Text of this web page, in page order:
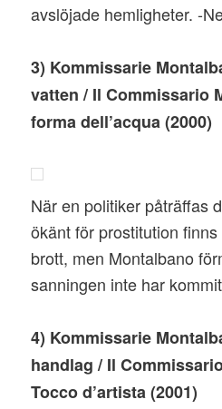
avslöjade hemligheter. -
3) Kommissarie
vatten / Il Commissario
forma dell’acqua (2000)
När en politiker påträffas
ökänt för prostitution
brott, men Montalbano
sanningen inte har
4) Kommissarie
handlag / Il
Tocco d’artista (2001)